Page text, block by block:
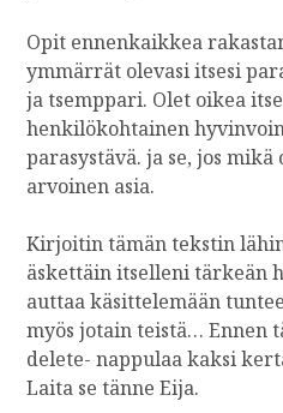
Opit ennenkaikkea
ymmärrät olevasi itsesi
ja tsemppari. Olet oikea
henkilökohtainen
parasystävä. ja se, jos
arvoinen asia.
Kirjoitin tämän tekstin
äskettäin itselleni tärkeän
auttaa käsittelemään
myös jotain teistä… Ennen
delete- nappulaa kaksi
Laita se tänne Eija.